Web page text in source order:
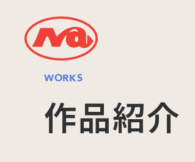
WORKS
作品紹介